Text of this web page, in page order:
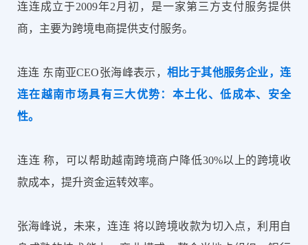
连连成立于2009年2月初，是一家第三方支付服务提供
商，主要为跨境电商提供支付服务。
连连 东南亚CEO张海峰表示，相比于其他服务企业，连
连在越南市场具有三大优势：本土化、低成本、安全
性。
连连 称，可以帮助越南跨境商户降低30%以上的跨境收
款成本，提升资金运转效率。
张海峰说，未来，连连 将以跨境收款为切入点，利用自